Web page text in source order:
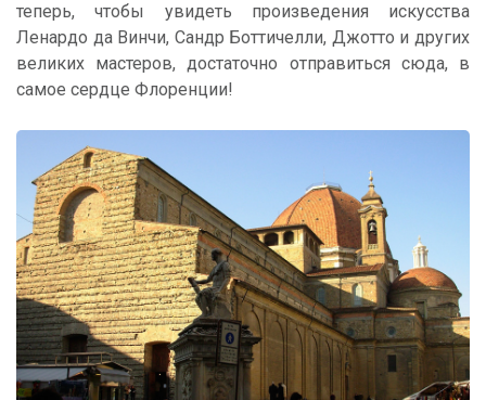
теперь, чтобы увидеть произведения искусства
Ленардо да Винчи, Сандр Боттичелли, Джотто и других
великих мастеров, достаточно отправиться сюда, в
самое сердце Флоренции!